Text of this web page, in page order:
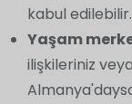
kabul edilebilir.
Yaşam
ilişkileriniz